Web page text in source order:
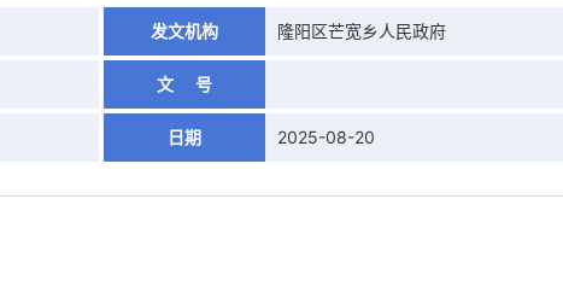
发文机构 隆阳区芒宽乡人民政府
文 号
日期 2025-08-20